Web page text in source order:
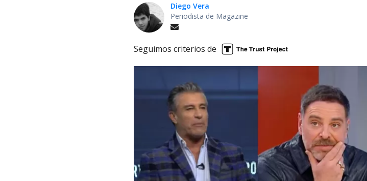
Diego Vera
Periodista de Magazine
Seguimos criterios de